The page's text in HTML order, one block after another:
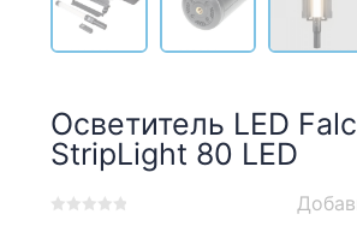
Осветитель LED
StripLight 80 LED